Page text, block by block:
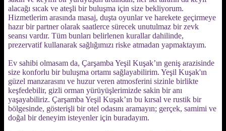
alacağı sıcak ve ateşli bir buluşma için size bekliyorum.
Hizmetlerim arasında masaj, duşta oyunlar ve harekete geçirmeye
hazır bir partner olarak saatlerce sürecek unutulmaz bir zevk
seansı vardır. Tüm bunları belirlenen kurallar dahilinde,
prezervatif kullanarak sağlığımızı riske atmadan yapmaktayım.
Ev sahibi olmasam da, Çarşamba Yeşil Kuşak’ın geniş arazisinde
size konforlu bir buluşma ortamı sağlayabilirim. Yeşil Kuşak'ın
güzel manzarasını ve huzur veren atmosferini sizinle birlikte
keşfedebilir, gizli orman yürüyüşlerimizde sakin bir anı
yaşayabiliriz. Çarşamba Yeşil Kuşak’ın bu kırsal ve rustik bir
bölgesinde, gösterişli bir otel odasını aramayın; gerçek, samimi ve
doğal bir deneyim isteyenler için buradayım.